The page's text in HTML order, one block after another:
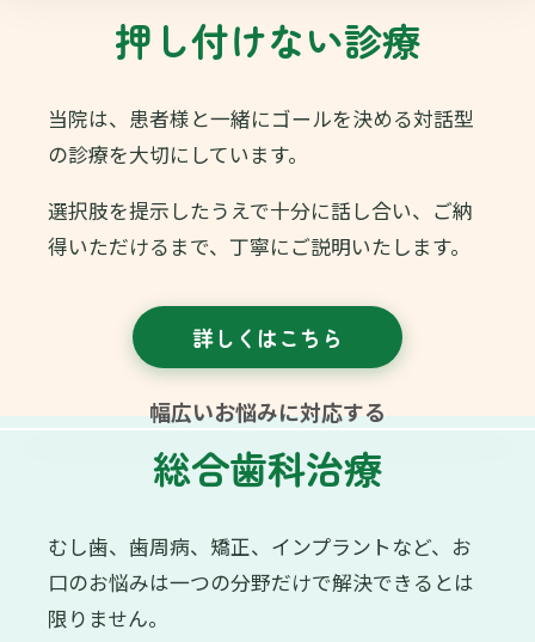
押し付けない診療
当院は、患者様と一緒にゴールを決める対話型
の診療を大切にしています。
選択肢を提示したうえで十分に話し合い、ご納
得いただけるまで、丁寧にご説明いたします。
詳しくはこちら
幅広いお悩みに対応する
総合歯科治療
むし歯、歯周病、矯正、インプラントなど、お
口のお悩みは一つの分野だけで解決できるとは
限りません。